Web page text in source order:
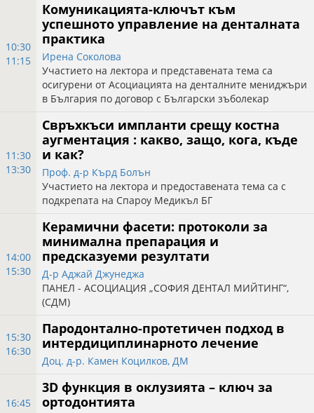
10:30
11:15
Комуникацията-ключът към
успешното управление на денталната
практика
Ирена Соколова
Участието на лектора и представената тема са
осигурени от Асоциацията на денталните мениджъри
в България по договор с Български зъболекар
11:30
13:30
Свръхкъси импланти срещу костна
аугментация : какво, защо, кога, къде
и как?
Проф. д-р Кърд Болън
Участието на лектора и предоставената тема са с
подкрепата на Спароу Медикъл БГ
14:00
15:30
Керамични фасети: протоколи за
минимална препарация и
предсказуеми резултати
Д-р Аджай Джунеджа
ПАНЕЛ - АСОЦИАЦИЯ „СОФИЯ ДЕНТАЛ МИЙТИНГ“,
(СДМ)
15:30
16:30
Пародонтално-протетичен подход в
интердициплинарното лечение
Доц. д-р. Камен Коцилков, ДМ
16:45
3D функция в оклузията – ключ за
ортодонтията